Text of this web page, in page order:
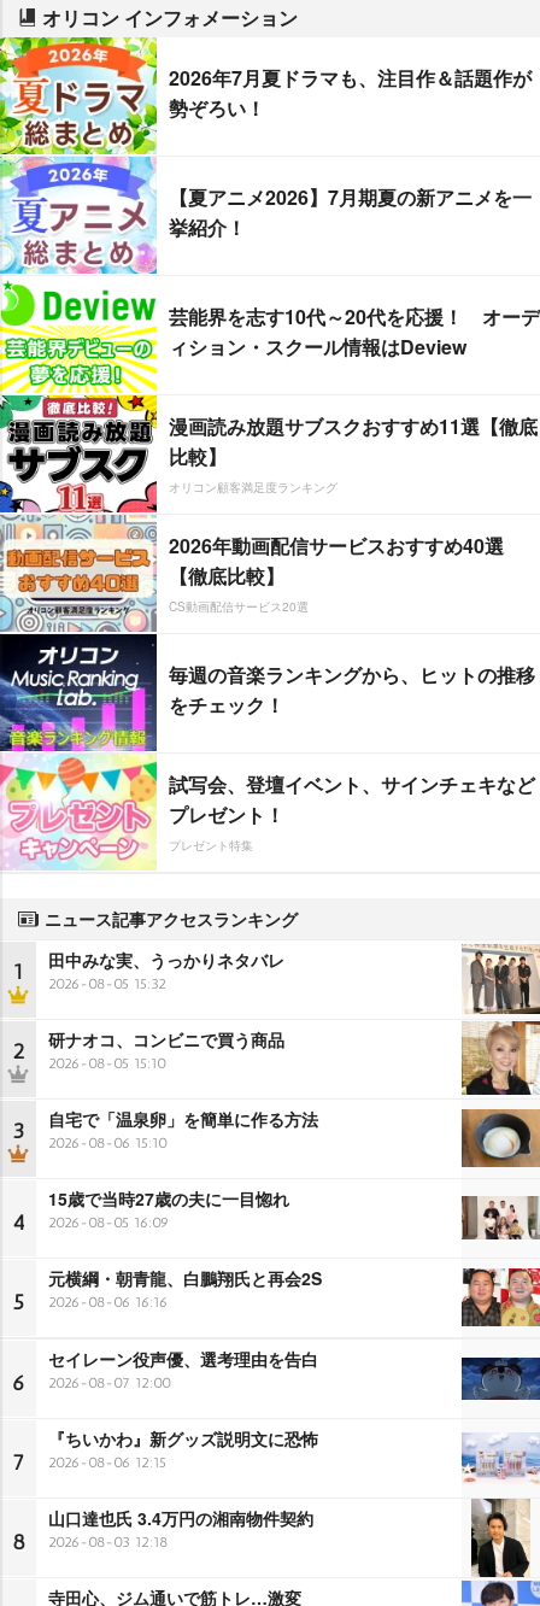
オリコン インフォメーション
2026年7月夏ドラマも、注目作＆話題作が
勢ぞろい！
【夏アニメ2026】7月期夏の新アニメを一
挙紹介！
芸能界を志す10代～20代を応援！ オーデ
ィション・スクール情報はDeview
漫画読み放題サブスクおすすめ11選【徹底
比較】
オリコン顧客満足度ランキング
2026年動画配信サービスおすすめ40選
【徹底比較】
CS動画配信サービス20選
毎週の音楽ランキングから、ヒットの推移
をチェック！
試写会、登壇イベント、サインチェキなど
プレゼント！
プレゼント特集
ニュース記事アクセスランキング
1 田中みな実、うっかりネタバレ
2026-08-05 15:32
2 研ナオコ、コンビニで買う商品
2026-08-05 15:10
3 自宅で「温泉卵」を簡単に作る方法
2026-08-06 15:10
4
15歳で当時27歳の夫に一目惚れ
2026-08-05 16:09
5
元横綱・朝青龍、白鵬翔氏と再会2S
2026-08-06 16:16
6
セイレーン役声優、選考理由を告白
2026-08-07 12:00
7
『ちいかわ』新グッズ説明文に恐怖
2026-08-06 12:15
8
山口達也氏 3.4万円の湘南物件契約
2026-08-03 12:18
寺田心、ジム通いで筋トレ…激変